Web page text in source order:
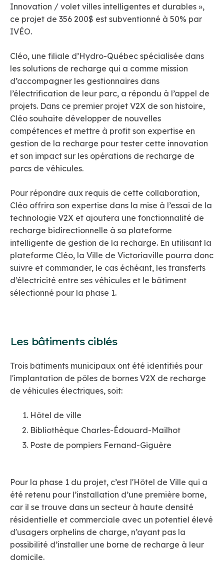
Innovation / volet villes intelligentes et durables »,
ce projet de 356 200$ est subventionné à 50% par
IVÉO.
Cléo, une filiale d’Hydro-Québec spécialisée dans
les solutions de recharge qui a comme mission
d’accompagner les gestionnaires dans
l’électrification de leur parc, a répondu à l’appel de
projets. Dans ce premier projet V2X de son histoire,
Cléo souhaite développer de nouvelles
compétences et mettre à profit son expertise en
gestion de la recharge pour tester cette innovation
et son impact sur les opérations de recharge de
parcs de véhicules.
Pour répondre aux requis de cette collaboration,
Cléo offrira son expertise dans la mise à l’essai de la
technologie V2X et ajoutera une fonctionnalité de
recharge bidirectionnelle à sa plateforme
intelligente de gestion de la recharge. En utilisant la
plateforme Cléo, la Ville de Victoriaville pourra donc
suivre et commander, le cas échéant, les transferts
d’électricité entre ses véhicules et le bâtiment
sélectionné pour la phase 1.
Les bâtiments ciblés
Trois bâtiments municipaux ont été identifiés pour
l'implantation de pôles de bornes V2X de recharge
de véhicules électriques, soit:
Hôtel de ville
Bibliothèque Charles-Édouard-Mailhot
Poste de pompiers Fernand-Giguère
Pour la phase 1 du projet, c’est l'Hôtel de Ville qui a
été retenu pour l’installation d’une première borne,
car il se trouve dans un secteur à haute densité
résidentielle et commerciale avec un potentiel élevé
d'usagers orphelins de charge, n’ayant pas la
possibilité d’installer une borne de recharge à leur
domicile.